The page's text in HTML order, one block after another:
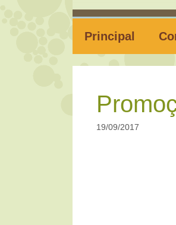
Principal
19/09/2017